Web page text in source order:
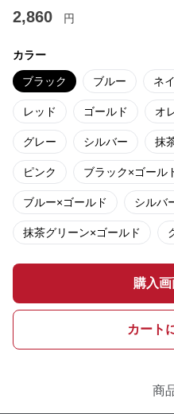
2,860 円
カラー
ブラック ブルー ネ
レッド ゴールド オ
グレー シルバー 抹
ピンク ブラック×ゴール
ブルー×ゴールド シルバ
抹茶グリーン×ゴールド
購入
カート
商